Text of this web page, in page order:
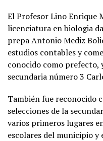
El Profesor Lino Enrique
licenciatura en biologia
prepa Antonio Mediz
estudios contables y
conocido como prefecto,
secundaria número 3
También fue reconocido
selecciones de la
varios primeros lugares
escolares del municipio y